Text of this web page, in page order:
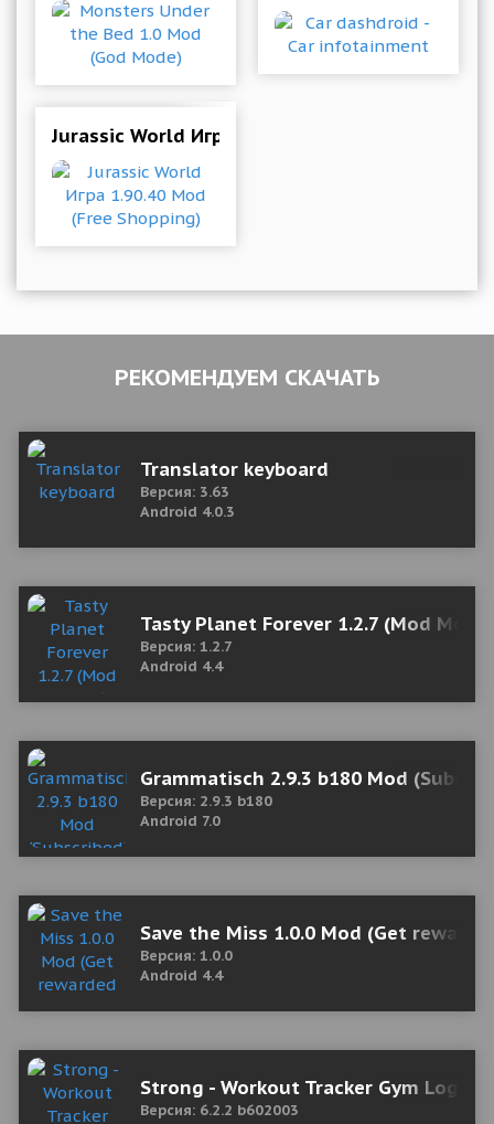
Jurassic World Игра 1.90.40 Mod (Free
РЕКОМЕНДУЕМ СКАЧАТЬ
Translator keyboard
Версия: 3.63
Android 4.0.3
Tasty Planet Forever 1.2.7 (Mod
Версия: 1.2.7
Android 4.4
Grammatisch 2.9.3 b180 Mod
Версия: 2.9.3 b180
Android 7.0
Save the Miss 1.0.0 Mod (Get
Версия: 1.0.0
Android 4.4
Strong - Workout Tracker Gym Log
Версия: 6.2.2 b602003